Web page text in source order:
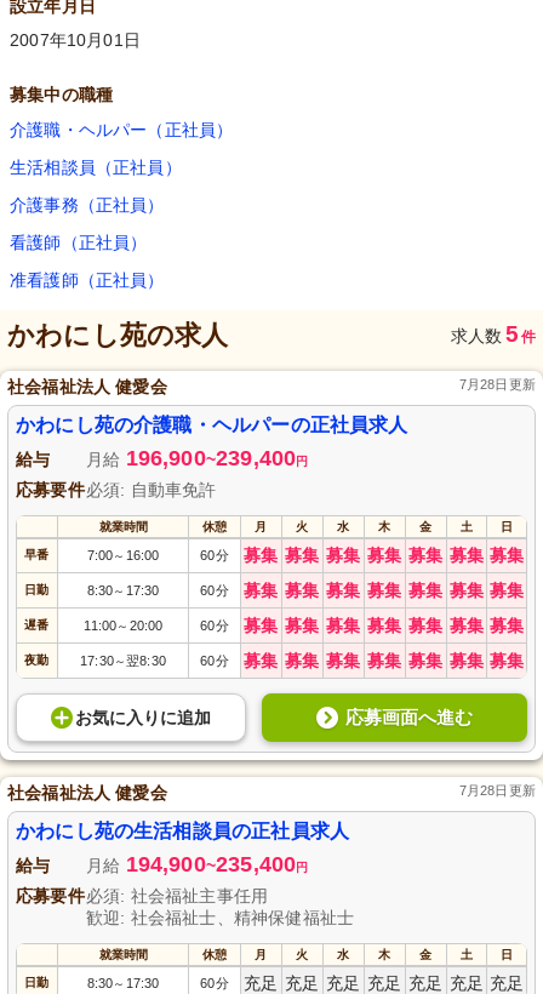
設立年月日
2007年10月01日
募集中の職種
介護職・ヘルパー（正社員）
生活相談員（正社員）
介護事務（正社員）
看護師（正社員）
准看護師（正社員）
かわにし苑の求人 求人数 5 件
社会福祉法人 健愛会 7月28日更新
かわにし苑の介護職・ヘルパーの正社員求人
給与 月給 196,900~239,400円
応募要件必須: 自動車免許
就業時間 休憩 月 火 水 木 金 土 日
早番 7:00～ 16:00 60分 募集 募集 募集 募集 募集 募集 募集
日勤 8:30～ 17:30 60分 募集 募集 募集 募集 募集 募集 募集
遅番 11:00～ 20:00 60分 募集 募集 募集 募集 募集 募集 募集
夜勤 17:30～翌8:30 60分 募集 募集 募集 募集 募集 募集 募集
お気に入り に追加 応募画面へ進む
社会福祉法人 健愛会 7月28日更新
かわにし苑の生活相談員の正社員求人
給与 月給 194,900~235,400円
応募要件必須: 社会福祉主事任用
歓迎: 社会福祉士、精神保健福祉士
就業時間 休憩 月 火 水 木 金 土 日
日勤 8:30～ 17:30 60分 充足 充足 充足 充足 充足 充足 充足